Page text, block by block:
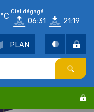
°C Ciel dégagé
06:31 21:19
PLAN